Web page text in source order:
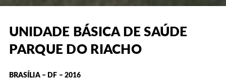
UNIDADE BÁSICA DE SAÚDE
PARQUE DO RIACHO
BRASÍLIA – DF – 2016